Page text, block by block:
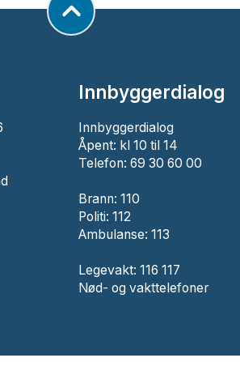
Innbyggerdialog
Innbyggerdialog
Åpent: kl 10 til 14
Telefon: 69 30 60 00
Brann: 110
Politi: 112
Ambulanse: 113
Legevakt: 116 117
Nød- og vakttelefoner